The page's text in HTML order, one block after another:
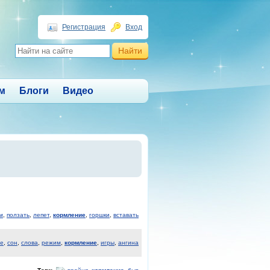
Регистрация Вход
Блоги Видео
ползать лепет, кормление горшки вставать
сон слова режим кормление игры ангина